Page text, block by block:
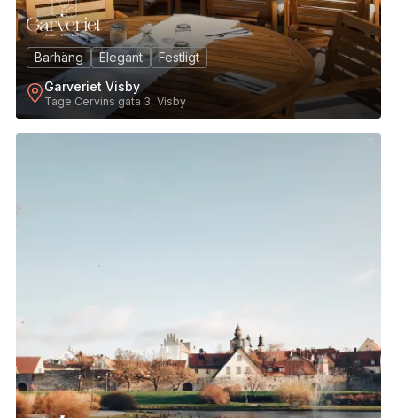
Barhäng Elegant
Festligt
Garveriet Visby
Tage Cervins gata 3, Visby